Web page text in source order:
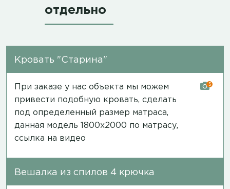
отдельно
Кровать "Старина"
При заказе у нас объекта мы можем
привести подобную кровать, сделать
под определенный размер матраса,
данная модель 1800х2000 по матрасу,
ссылка на видео
5
Вешалка из спилов 4 крючка